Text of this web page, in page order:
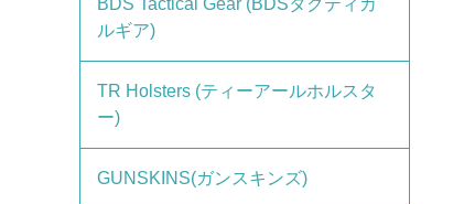
BDS Tactical Gear (BDSタクティカ
ルギア)
TR Holsters (ティーアールホルスタ
ー)
GUNSKINS(ガンスキンズ)